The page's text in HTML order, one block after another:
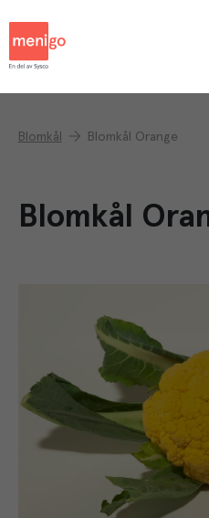
Blomkål Blomkål Orange
Blomkål